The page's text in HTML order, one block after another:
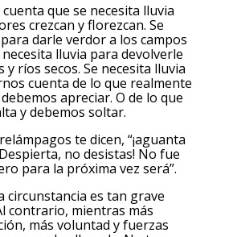
que se necesita lluvia
crezcan y florezcan. Se
darle verdor a los campos
lluvia para devolverle
y ríos secos. Se necesita lluvia
cuenta de lo que realmente
apreciar. O de lo que
y debemos soltar.
te dicen, “¡aguanta
no desistas! No fue
para la próxima vez será”.
circunstancia es tan grave
contrario, mientras más
más voluntad y fuerzas